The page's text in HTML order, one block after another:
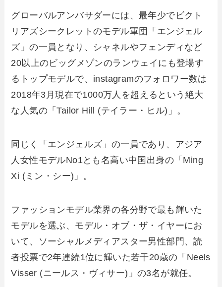
グローバルアンバサダーには、最年少でビクト
リアズシークレットのモデル軍団「エンジェル
ズ」の一員となり、シャネルやフェンディなど
20以上のビッグメゾンのランウェイにも登場す
るトップモデルで、instagramのフォロワー数は
2018年3月現在で1000万人を超えるという絶大
な人気の「Tailor Hill (テイラー・ヒル) 」。
同じく「エンジェルズ」の一員であり、アジア
人女性モデルNo1とも名高い中国出身の「 Ming
Xi (ミン・シー) 」。
ファッションモデル業界の各分野で最も輝いた
モデルを選ぶ、モデル・オブ・ザ・イヤーにお
いて、ソーシャルメディアスター男性部門、読
者投票で2年連続1位に輝いた若干20歳の「 Neels
Visser (ニールス・ヴィサー) 」の3名が就任。